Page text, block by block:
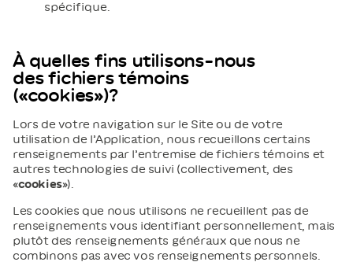
spécifique.
À quelles fins utilisons-nous
des fichiers témoins
(«cookies»)?
Lors de votre navigation sur le Site ou de votre
utilisation de l’Application, nous recueillons certains
renseignements par l’entremise de fichiers témoins et
autres technologies de suivi (collectivement, des
«cookies»).
Les cookies que nous utilisons ne recueillent pas de
renseignements vous identifiant personnellement, mais
plutôt des renseignements généraux que nous ne
combinons pas avec vos renseignements personnels.